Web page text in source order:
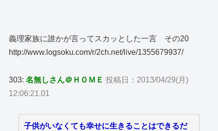
義理家族に誰かが言ってスカッとした一言 その20
http://www.logsoku.com/r/2ch.net/live/1355679937/
303:名無しさん＠ＨＯＭＥ 投稿日：2013/04/29(月)
12:06:21.01
子供がいなくても幸せに生きることはできるだ